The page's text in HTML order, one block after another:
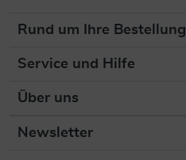
Rund um Ihre Bestellung
Service und Hilfe
Über uns
Newsletter